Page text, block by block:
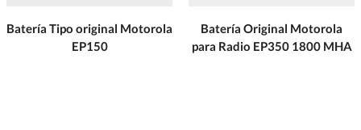
Batería Tipo original Motorola
EP150
Batería Original Motorola
para Radio EP350 1800 MHA